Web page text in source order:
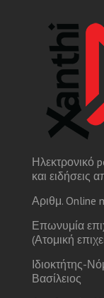
Ηλεκτρονικό
και ειδήσεις
Αριθμ. Online
Επωνυμία
(Ατομική
Ιδιοκτήτης-
Βασίλειος